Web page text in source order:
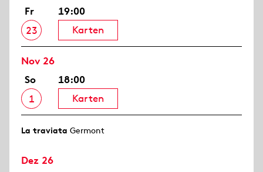
Fr
23
19:00
Karten
Nov 26
So
1
18:00
Karten
La traviata Germont
Dez 26